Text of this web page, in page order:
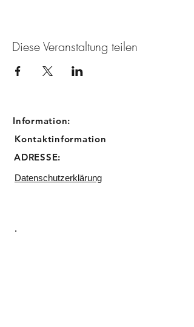
Diese Veranstaltung teilen
Information:
Kontaktinformation
ADRESSE:
Datenschutzerklärung
Impressum